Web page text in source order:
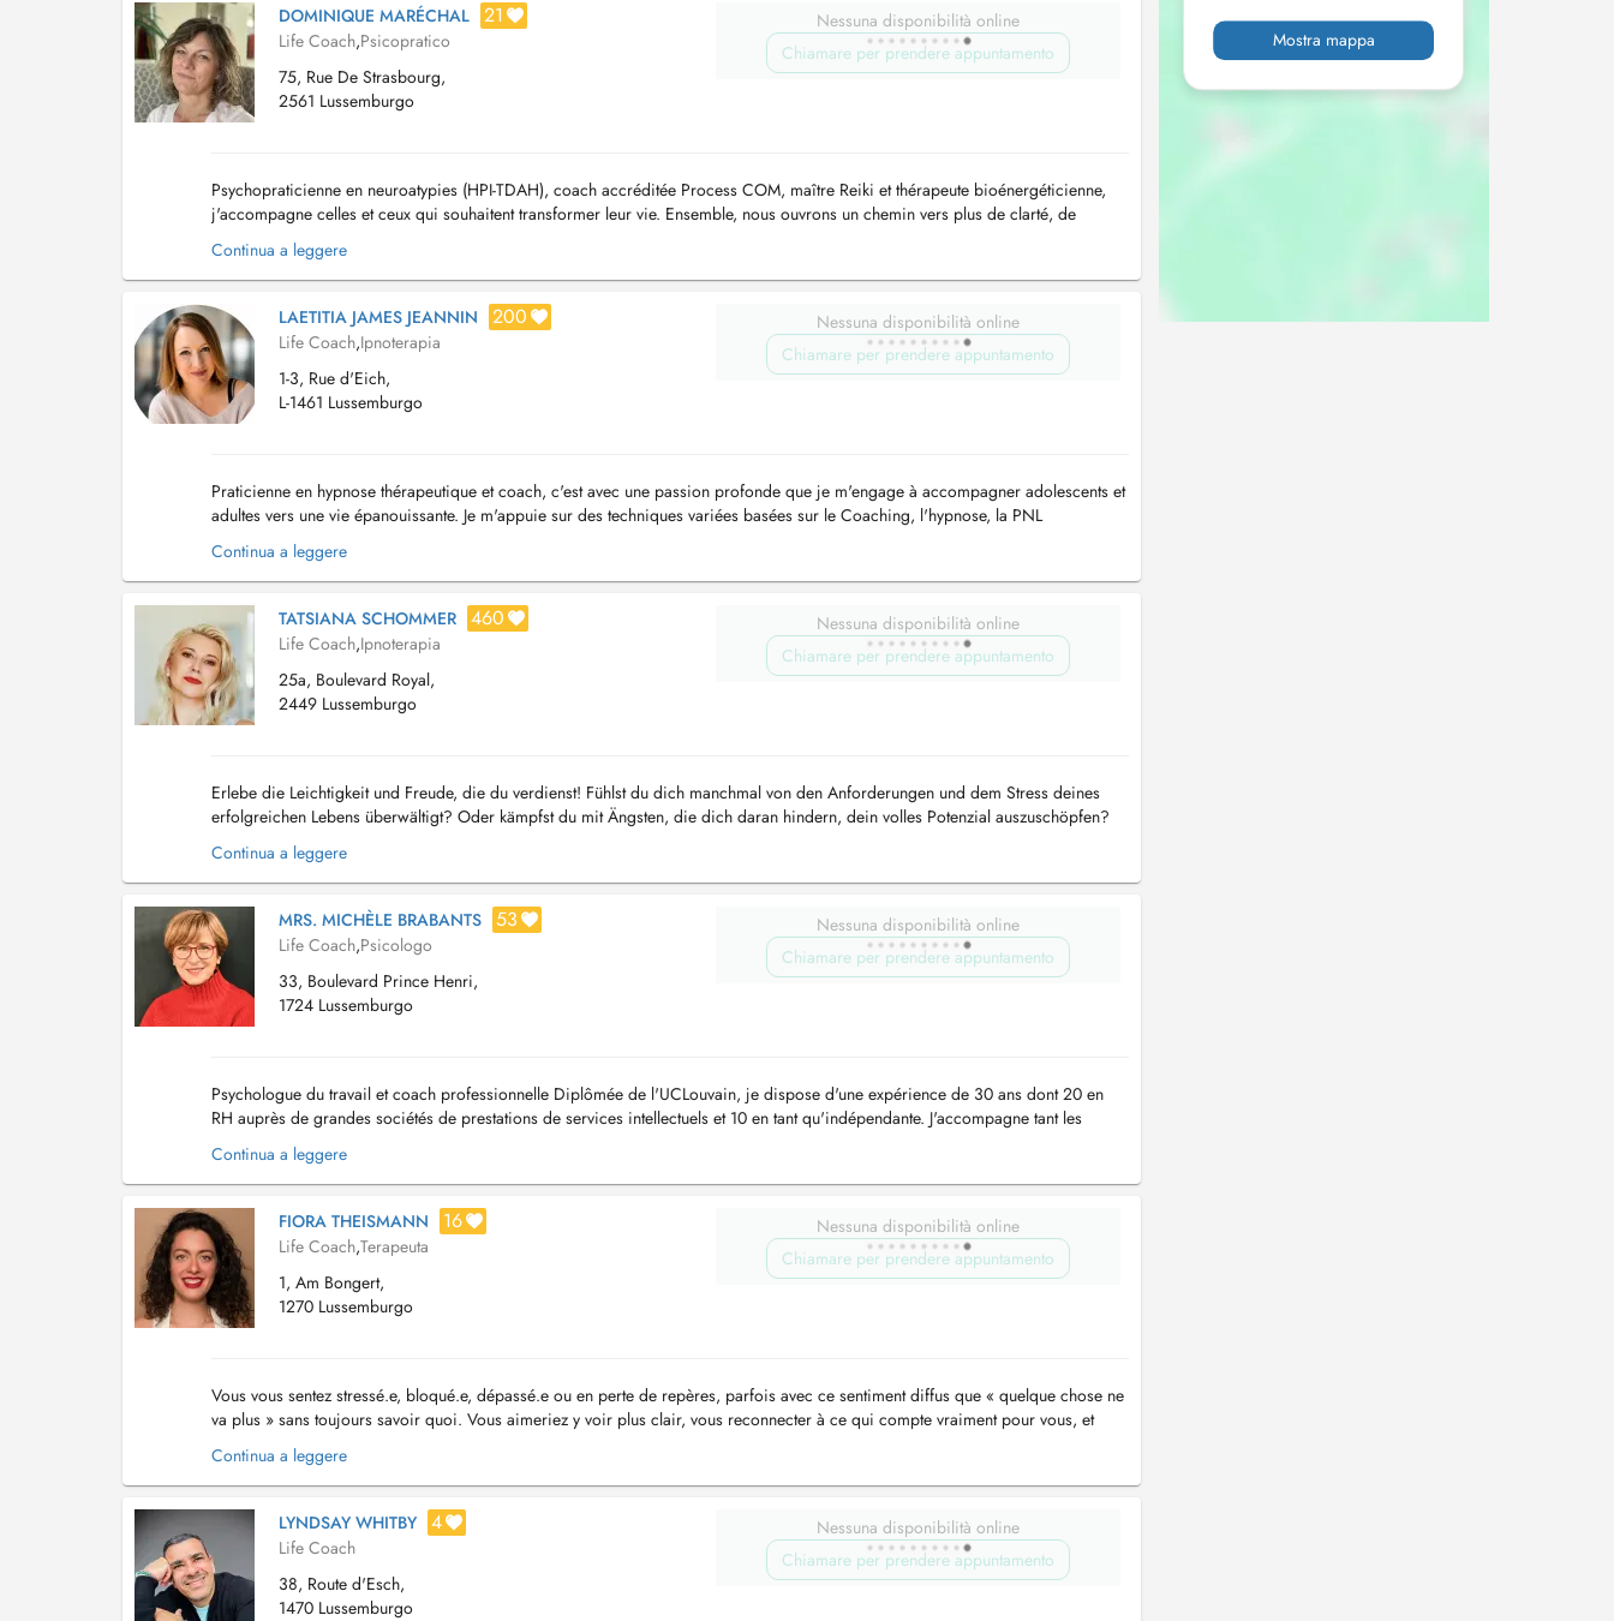
DOMINIQUE MARÉCHAL 21
Life Coach,Psicopratico
75, Rue De Strasbourg,
2561 Lussemburgo
Nessuna disponibilità online
Chiamare per prendere appuntamento
Psychopraticienne en neuroatypies (HPI-TDAH), coach accréditée Process COM, maître Reiki et thérapeute bioénergéticienne,
j'accompagne celles et ceux qui souhaitent transformer leur vie. Ensemble, nous ouvrons un chemin vers plus de clarté, de
sérénité et d'énergie, afin de donner du sens à vos choi...
Continua a leggere
LAETITIA JAMES JEANNIN 200
Life Coach,Ipnoterapia
1-3, Rue d'Eich,
L-1461 Lussemburgo
Nessuna disponibilità online
Chiamare per prendere appuntamento
Praticienne en hypnose thérapeutique et coach, c'est avec une passion profonde que je m'engage à accompagner adolescents et
adultes vers une vie épanouissante. Je m'appuie sur des techniques variées basées sur le Coaching, l'hypnose, la PNL
(Programmation Neuro-Linguistique), l'EFT (Emotional Fre...
Continua a leggere
TATSIANA SCHOMMER 460
Life Coach,Ipnoterapia
25a, Boulevard Royal,
2449 Lussemburgo
Nessuna disponibilità online
Chiamare per prendere appuntamento
Erlebe die Leichtigkeit und Freude, die du verdienst! Fühlst du dich manchmal von den Anforderungen und dem Stress deines
erfolgreichen Lebens überwältigt? Oder kämpfst du mit Ängsten, die dich daran hindern, dein volles Potenzial auszuschöpfen?
Du bist nicht allein! Ich lade dich ein, die Ener...
Continua a leggere
MRS. MICHÈLE BRABANTS 53
Life Coach,Psicologo
33, Boulevard Prince Henri,
1724 Lussemburgo
Nessuna disponibilità online
Chiamare per prendere appuntamento
Psychologue du travail et coach professionnelle Diplômée de l'UCLouvain, je dispose d'une expérience de 30 ans dont 20 en
RH auprès de grandes sociétés de prestations de services intellectuels et 10 en tant qu'indépendante. J'accompagne tant les
particuliers que les managers/dirigeants. Je ...
Continua a leggere
FIORA THEISMANN 16
Life Coach,Terapeuta
1, Am Bongert,
1270 Lussemburgo
Nessuna disponibilità online
Chiamare per prendere appuntamento
Vous vous sentez stressé.e, bloqué.e, dépassé.e ou en perte de repères, parfois avec ce sentiment diffus que « quelque chose ne
va plus » sans toujours savoir quoi. Vous aimeriez y voir plus clair, vous reconnecter à ce qui compte vraiment pour vous, et
avancer vers plus de sérénité et de justesse d...
Continua a leggere
LYNDSAY WHITBY 4
Life Coach
38, Route d'Esch,
1470 Lussemburgo
Nessuna disponibilità online
Chiamare per prendere appuntamento
Mostra mappa